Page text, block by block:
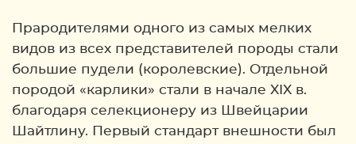
Прародителями одного из самых мелких
видов из всех представителей породы стали
большие пудели (королевские). Отдельной
породой «карлики» стали в начале XIX в.
благодаря селекционеру из Швейцарии
Шайтлину. Первый стандарт внешности был